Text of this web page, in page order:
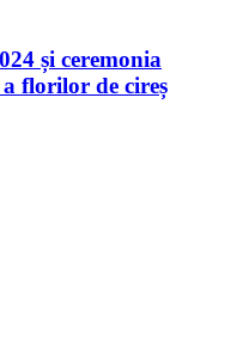
și ceremonia
florilor de cireș